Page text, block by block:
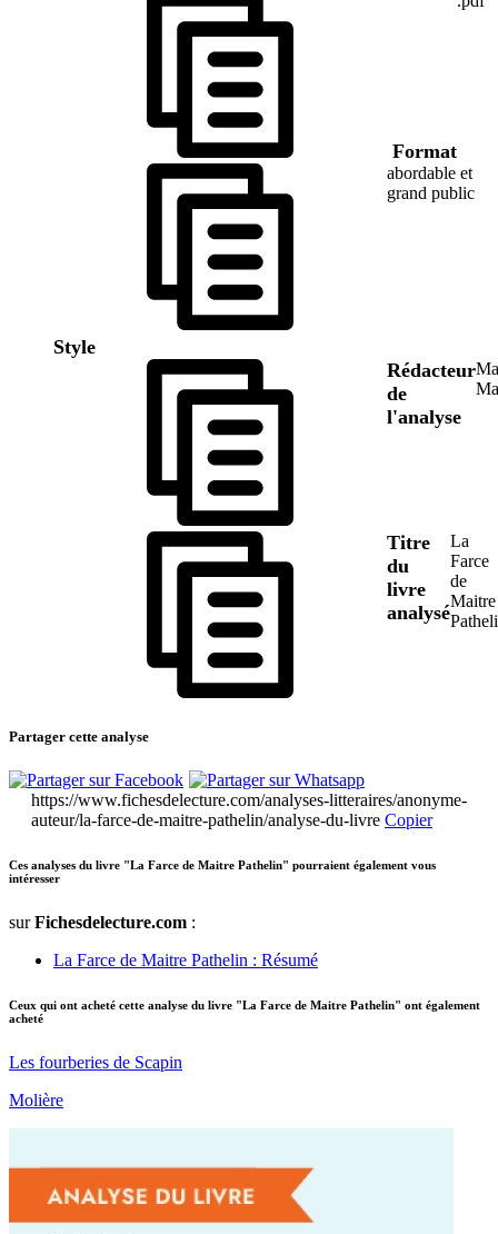
Format
Style
abordable et
grand public
Rédacteur
de
l'analyse
Titre
du
livre
analysé
La
Farce
de
Maitre
Partager cette analyse
https://www.fichesdelecture.com/analyses-litteraires/anonyme-
auteur/la-farce-de-maitre-pathelin/analyse-du-livre Copier
Ces analyses du livre "La Farce de Maitre Pathelin" pourraient également vous
intéresser
surFichesdelecture.com :
La Farce de Maitre Pathelin : Résumé
Ceux qui ont acheté cette analyse du livre "La Farce de Maitre Pathelin" ont également
acheté
Les fourberies de Scapin
Molière